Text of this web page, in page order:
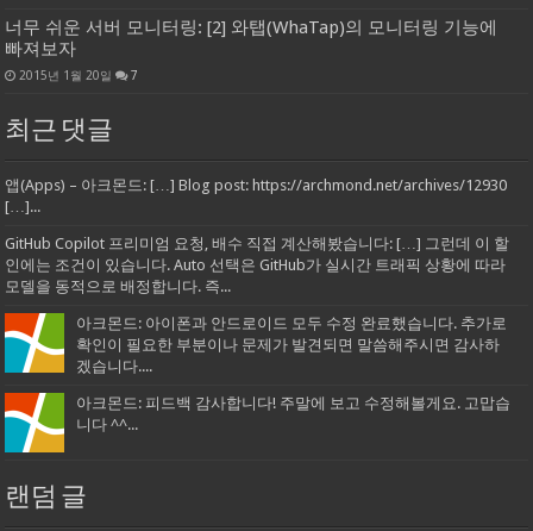
너무 쉬운 서버 모니터링: [2] 와탭(WhaTap)의 모니터링 기능에
빠져보자
2015년 1월 20일 7
최근 댓글
앱(Apps) – 아크몬드: […] Blog post: https://archmond.net/archives/12930
[…]...
GitHub Copilot 프리미엄 요청, 배수 직접 계산해봤습니다: […] 그런데 이 할
인에는 조건이 있습니다. Auto 선택은 GitHub가 실시간 트래픽 상황에 따라
모델을 동적으로 배정합니다. 즉...
아크몬드: 아이폰과 안드로이드 모두 수정 완료했습니다. 추가로
확인이 필요한 부분이나 문제가 발견되면 말씀해주시면 감사하
겠습니다....
아크몬드: 피드백 감사합니다! 주말에 보고 수정해볼게요. 고맙습
니다 ^^...
랜덤 글